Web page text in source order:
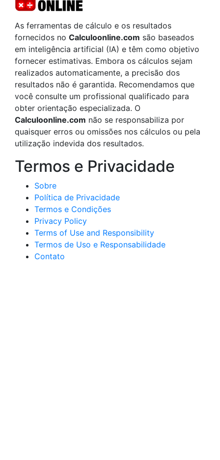
As ferramentas de cálculo e os resultados
fornecidos no Calculoonline.com são baseados
em inteligência artificial (IA) e têm como objetivo
fornecer estimativas. Embora os cálculos sejam
realizados automaticamente, a precisão dos
resultados não é garantida. Recomendamos que
você consulte um profissional qualificado para
obter orientação especializada. O
Calculoonline.com não se responsabiliza por
quaisquer erros ou omissões nos cálculos ou pela
utilização indevida dos resultados.
Termos e Privacidade
Sobre
Política de Privacidade
Termos e Condições
Privacy Policy
Terms of Use and Responsibility
Termos de Uso e Responsabilidade
Contato